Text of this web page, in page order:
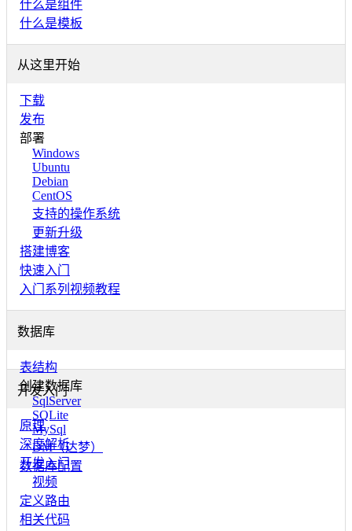
什么是组件
什么是模板
从这里开始
下载
发布
部署
Windows
Ubuntu
Debian
CentOS
支持的操作系统
更新升级
搭建博客
快速入门
入门系列视频教程
数据库
表结构
创建数据库
SqlServer
SQLite
MySql
DM（达梦）
数据库配置
开发入门
原理
深度解析
开发入门
视频
定义路由
相关代码